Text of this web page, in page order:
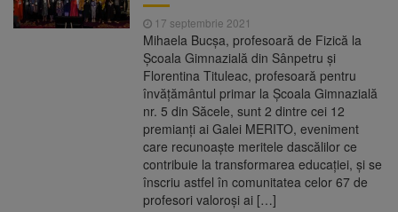
17 septembrie 2021
Mihaela Bucşa, profesoară de Fizică la
Şcoala Gimnazială din Sânpetru şi
Florentina Tituleac, profesoară pentru
învăţământul primar la Şcoala Gimnazială
nr. 5 din Săcele, sunt 2 dintre cei 12
premianți ai Galei MERITO, eveniment
care recunoaște meritele dascălilor ce
contribuie la transformarea educației, și se
înscriu astfel în comunitatea celor 67 de
profesori valoroşi ai […]